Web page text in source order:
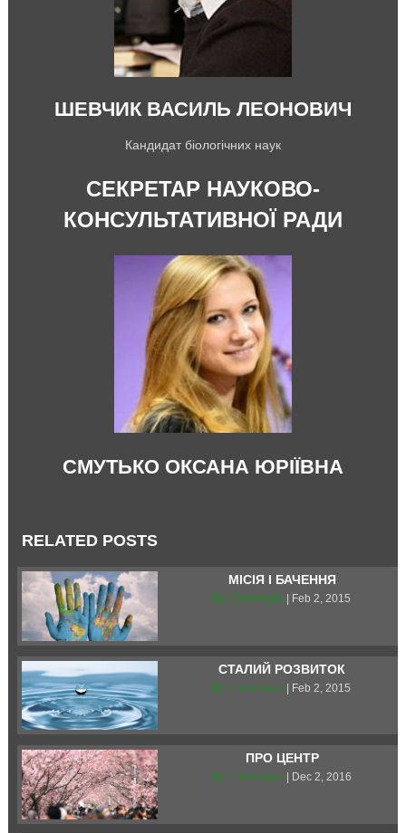
ШЕВЧИК ВАСИЛЬ ЛЕОНОВИЧ
Кандидат біологічних наук
СЕКРЕТАР НАУКОВО-
КОНСУЛЬТАТИВНОЇ РАДИ
СМУТЬКО ОКСАНА ЮРІЇВНА
RELATED POSTS
МІСІЯ І БАЧЕННЯ
No Comments | Feb 2, 2015
CТАЛИЙ РОЗВИТОК
No Comments | Feb 2, 2015
ПРО ЦЕНТР
No Comments| Dec 2, 2016